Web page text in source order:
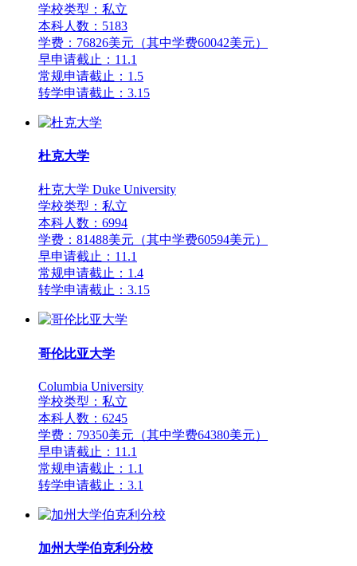
学校类型：私立
本科人数：5183
学费：76826美元（其中学费60042美元）
早申请截止：11.1
常规申请截止：1.5
转学申请截止：3.15
杜克大学
杜克大学 Duke University
学校类型：私立
本科人数：6994
学费：81488美元（其中学费60594美元）
早申请截止：11.1
常规申请截止：1.4
转学申请截止：3.15
哥伦比亚大学
Columbia University
学校类型：私立
本科人数：6245
学费：79350美元（其中学费64380美元）
早申请截止：11.1
常规申请截止：1.1
转学申请截止：3.1
加州大学伯克利分校